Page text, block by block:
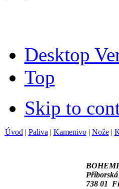
Desktop
Top
Skip to
Úvod | Paliva | Kamenivo| Nože|
738 01